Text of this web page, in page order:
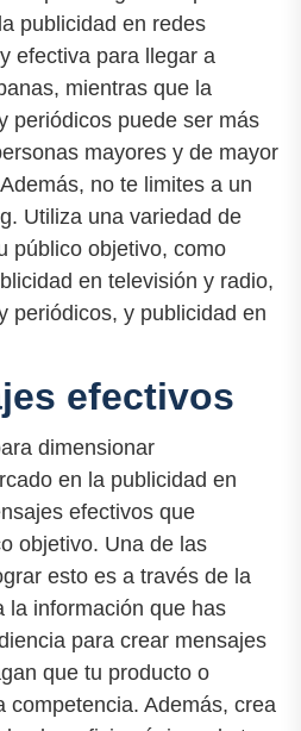
publicidad en redes
efectiva para llegar a
mientras que la
periódicos puede ser más
mayores y de mayor
no te limites a un
Utiliza una variedad de
público objetivo, como
en televisión y radio,
periódicos, y publicidad en
efectivos
dimensionar
en la publicidad en
efectivos que
objetivo. Una de las
esto es a través de la
la información que has
para crear mensajes
que tu producto o
competencia. Además, crea